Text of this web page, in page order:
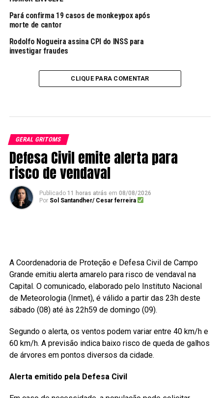
Pará confirma 19 casos de monkeypox após
morte de cantor
Rodolfo Nogueira assina CPI do INSS para
investigar fraudes
CLIQUE PARA COMENTAR
GERAL GRITOMS
Defesa Civil emite alerta para
risco de vendaval
Publicado 11 horas atrás em 08/08/2026
Por Sol Santandher/ Cesar ferreira
A Coordenadoria de Proteção e Defesa Civil de Campo
Grande emitiu alerta amarelo para risco de vendaval na
Capital. O comunicado, elaborado pelo Instituto Nacional
de Meteorologia (Inmet), é válido a partir das 23h deste
sábado (08) até às 22h59 de domingo (09).
Segundo o alerta, os ventos podem variar entre 40 km/h e
60 km/h. A previsão indica baixo risco de queda de galhos
de árvores em pontos diversos da cidade.
Alerta emitido pela Defesa Civil